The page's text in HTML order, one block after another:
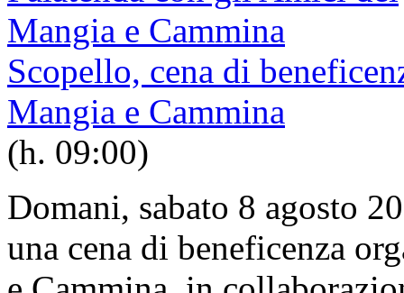
Scopello, cena di
Mangia e Cammina
(h. 09:00)
Domani, sabato 8 agosto
una cena di beneficenza